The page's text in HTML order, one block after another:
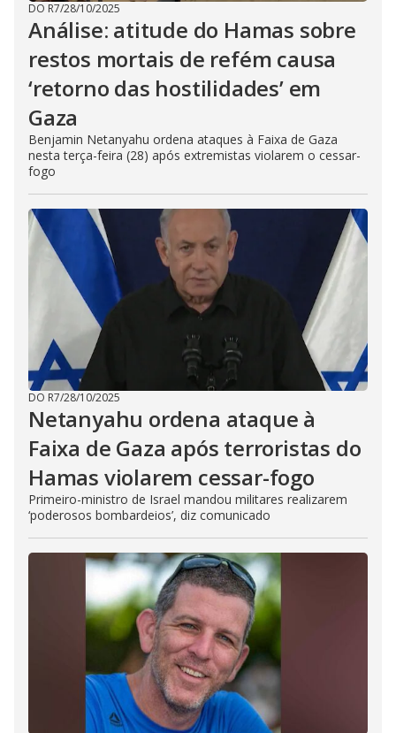
DO R7/28/10/2025
Análise: atitude do Hamas sobre
restos mortais de refém causa
‘retorno das hostilidades’ em
Gaza
Benjamin Netanyahu ordena ataques à Faixa de Gaza
nesta terça-feira (28) após extremistas violarem o cessar-
fogo
DO R7/28/10/2025
Netanyahu ordena ataque à
Faixa de Gaza após terroristas do
Hamas violarem cessar-fogo
Primeiro-ministro de Israel mandou militares realizarem
‘poderosos bombardeios’, diz comunicado